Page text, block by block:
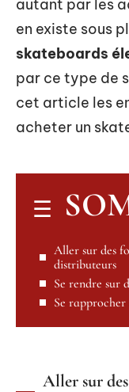
autant par les
en existe sous
skateboards
par ce type de
cet article les
acheter un
Aller sur des
distributeurs
Se rendre sur
Se rapprocher
Aller sur